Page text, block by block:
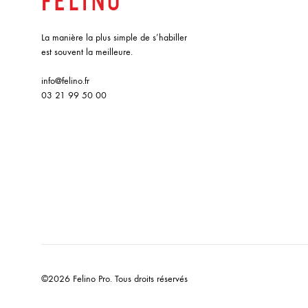
La manière la plus simple de s’habiller
est souvent la meilleure.
info@felino.fr
03 21 99 50 00
©2026 Felino Pro. Tous droits réservés